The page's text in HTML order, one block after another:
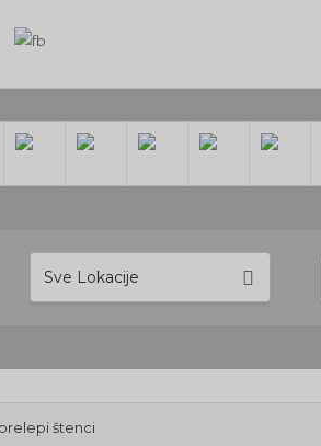
Sve Lokacije
štenci